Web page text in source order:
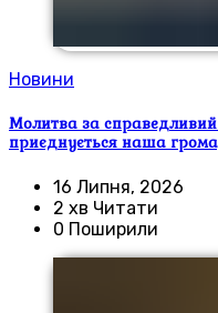
Новини
Молитва за справедливий
приєднується наша
16 Липня, 2026
2 хв Читати
0 Поширили